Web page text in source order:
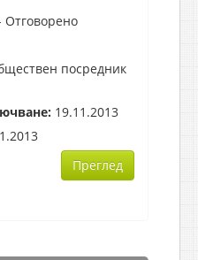
посредник
19.11.2013
Преглед